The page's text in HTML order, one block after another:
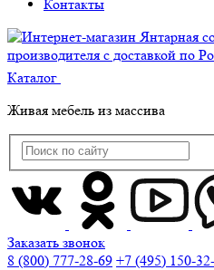
Контакты
Каталог
Живая мебель из массива
Заказать звонок
8 (800) 777-28-69 +7 (495) 150-